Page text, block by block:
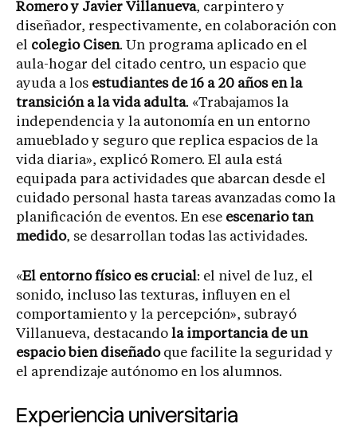
Romero y Javier Villanueva, carpintero y
diseñador, respectivamente, en colaboración con
el colegio Cisen. Un programa aplicado en el
aula-hogar del citado centro, un espacio que
ayuda a los estudiantes de 16 a 20 años en la
transición a la vida adulta. «Trabajamos la
independencia y la autonomía en un entorno
amueblado y seguro que replica espacios de la
vida diaria», explicó Romero. El aula está
equipada para actividades que abarcan desde el
cuidado personal hasta tareas avanzadas como la
planificación de eventos. En ese escenario tan
medido, se desarrollan todas las actividades.
«El entorno físico es crucial: el nivel de luz, el
sonido, incluso las texturas, influyen en el
comportamiento y la percepción», subrayó
Villanueva, destacando la importancia de un
espacio bien diseñadoque facilite la seguridad y
el aprendizaje autónomo en los alumnos.
Experiencia universitaria